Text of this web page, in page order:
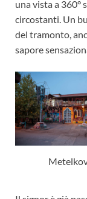
una vista a 360°
circostanti. Un
del tramonto,
sapore